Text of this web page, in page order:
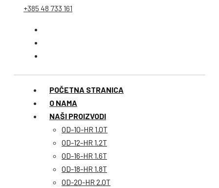
+385 48 733 161
POČETNA STRANICA
O NAMA
NAŠI PROIZVODI
OD-10-HR 1.0T
OD-12-HR 1.2T
OD-16-HR 1.6T
OD-18-HR 1.8T
OD-20-HR 2.0T